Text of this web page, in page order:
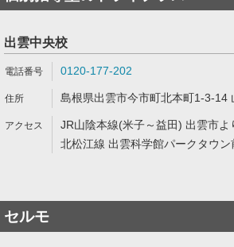
出雲中央校
0120-177-202
島根県出雲市今市町北本町1-3-14
JR山陰本線(米子～益田) 出雲市よ
北松江線 出雲科学館パークタウ
セルモ